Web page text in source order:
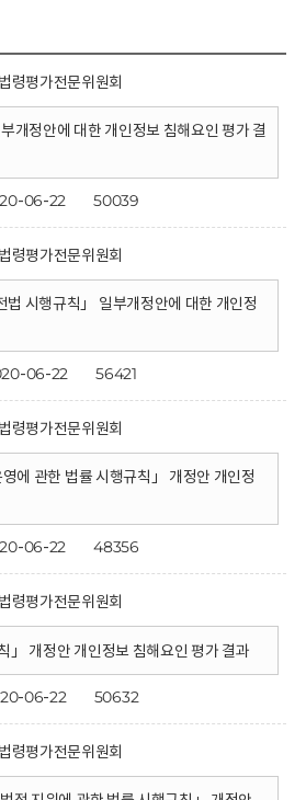
법령평가전문위원회
개정안에 대한 개인정보 침해요인 평가 결
06-22 50039
법령평가전문위원회
법 시행규칙」 일부개정안에 대한 개인정
06-22 56421
법령평가전문위원회
영에 관한 법률 시행규칙」 개정안 개인정
06-22 48356
법령평가전문위원회
」 개정안 개인정보 침해요인 평가 결과
06-22 50632
법령평가전문위원회